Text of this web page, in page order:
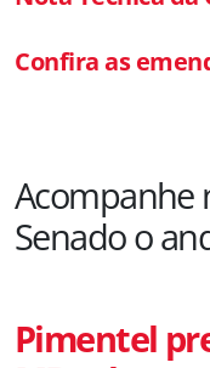
Confira as
Acompanhe
Senado o
Pimentel